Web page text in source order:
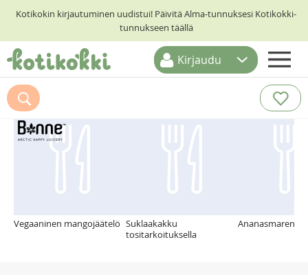
Kotikokin kirjautuminen uudistui! Päivitä Alma-tunnuksesi Kotikokki-
tunnukseen täällä
ETUSIVU
RESEPTIHAKU
RUOKATEEMAT
Kirjaudu
Suosittelemme myös
Vegaaninen mangojäätelö Suklaakakku
tositarkoituksella